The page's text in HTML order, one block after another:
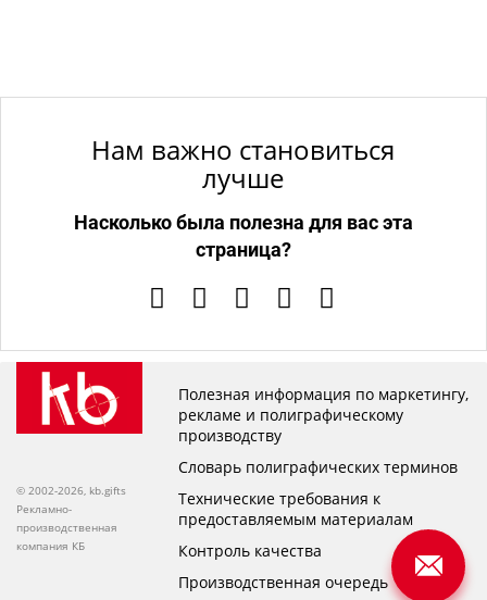
Нам важно становиться
лучше
Насколько была полезна для вас эта
страница?
© 2002-2026, kb.gifts
Рекламно-
производственная
компания КБ
Полезная информация по маркетингу,
рекламе и полиграфическому
производству
Словарь полиграфических терминов
Технические требования к
предоставляемым материалам
Контроль качества
Производственная очередь